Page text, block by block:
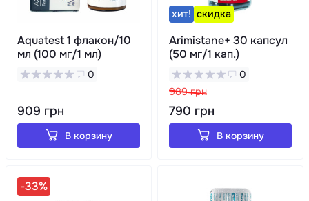
Aquatest 1 флакон/10
мл (100 мг/1 мл)
0
909 грн
В корзину
хит! скидка
Arimistane+ 30 капсул
(50 мг/1 кап.)
0
989 грн
790 грн
В корзину
-33%